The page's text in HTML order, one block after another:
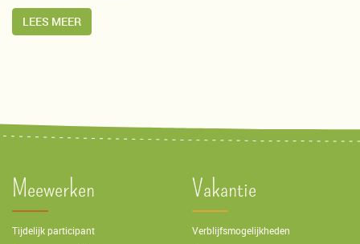
LEES MEER
Meewerken
Tijdelijk participant
Vakantie
Verblijfsmogelijkheden